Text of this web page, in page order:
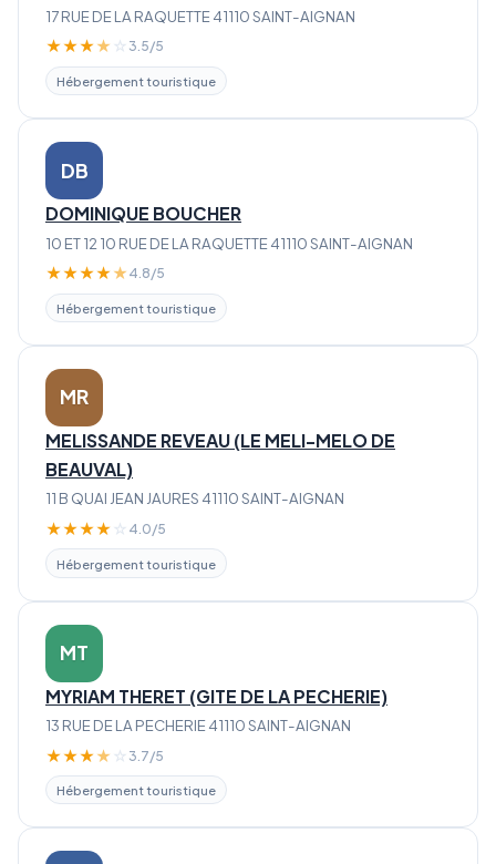
17 RUE DE LA RAQUETTE 41110 SAINT-AIGNAN
★★★★ ☆ 3.5/5
Hébergement touristique
DB
DOMINIQUE BOUCHER
10 ET 12 10 RUE DE LA RAQUETTE 41110 SAINT-AIGNAN
★★★★★ 4.8/5
Hébergement touristique
MR
MELISSANDE REVEAU (LE MELI-MELO DE
BEAUVAL)
11 B QUAI JEAN JAURES 41110 SAINT-AIGNAN
★★★★ ☆ 4.0/5
Hébergement touristique
MT
MYRIAM THERET (GITE DE LA PECHERIE)
13 RUE DE LA PECHERIE 41110 SAINT-AIGNAN
★★★★ ☆ 3.7/5
Hébergement touristique